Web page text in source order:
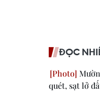
ĐỌC
quét, sạt lở